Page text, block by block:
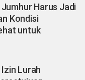
Jumhur Harus Jadi
Kondisi
untuk
menjadi
Lurah